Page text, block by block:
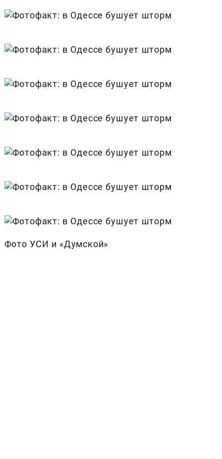
Фото УСИ и «Думской»